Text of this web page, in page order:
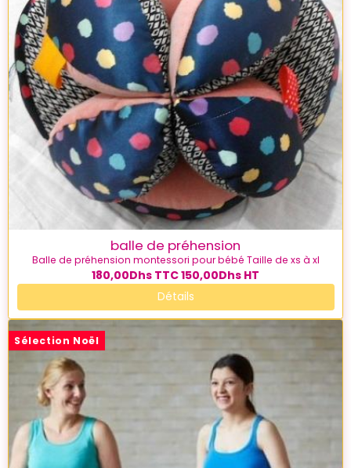
balle de préhension
Balle de préhension montessori pour bébé Taille de xs à xl
180,00Dhs TTC150,00Dhs HT
Détails
Sélection Noël